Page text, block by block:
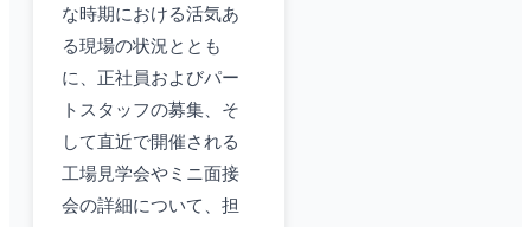
な時期における活気あ
る現場の状況ととも
に、正社員およびパー
トスタッフの募集、そ
して直近で開催される
工場見学会やミニ面接
会の詳細について、担